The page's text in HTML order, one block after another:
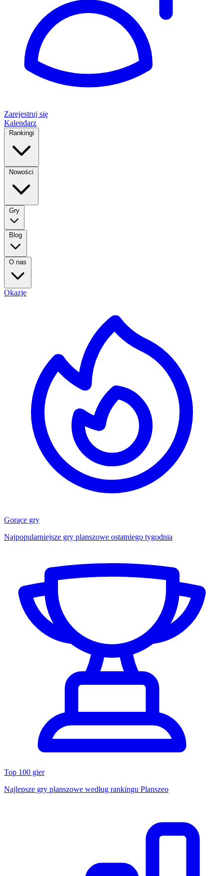
Zarejestruj się
Kalendarz
Rankingi
Nowości
Gry
Blog
O nas
Okazje
Gorące gry
Najpopularniejsze gry planszowe ostatniego tygodnia
Top 100 gier
Najlepsze gry planszowe według rankingu Planszeo